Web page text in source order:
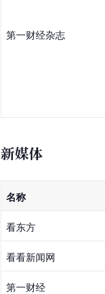
第一财经杂志
新媒体
名称
看东方
看看新闻网
第一财经